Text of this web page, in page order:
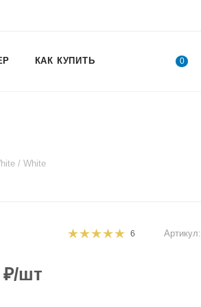
0
КАК КУПИТЬ
/ White
6 Артикул:
/шт